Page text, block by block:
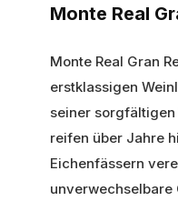
Monte Real
Monte Real Gran
erstklassigen
seiner sorgfältigen
reifen über Jahre
Eichenfässern